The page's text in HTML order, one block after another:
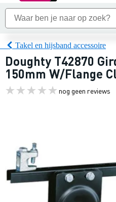
Takel en hijsband accessoire
Doughty T42870
150mm W/Flange
nog geen reviews